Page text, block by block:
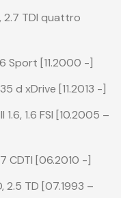
2.7 TDI quattro
Sport [11.2000 -]
d xDrive [11.2013 -]
1.6 FSI [10.2005 –
CDTI [06.2010 -]
2.5 TD [07.1993 –